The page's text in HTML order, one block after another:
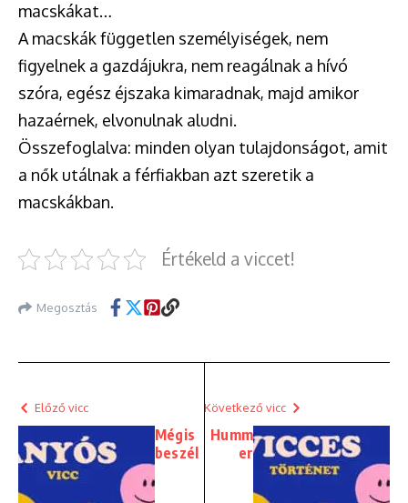
macskákat…
A macskák független személyiségek, nem
figyelnek a gazdájukra, nem reagálnak a hívó
szóra, egész éjszaka kimaradnak, majd amikor
hazaérnek, elvonulnak aludni.
Összefoglalva: minden olyan tulajdonságot, amit
a nők utálnak a férfiakban azt szeretik a
macskákban.
Értékeld a viccet!
Megosztás
Előző vicc
Mégis
beszél
Következő vicc
Humm
er